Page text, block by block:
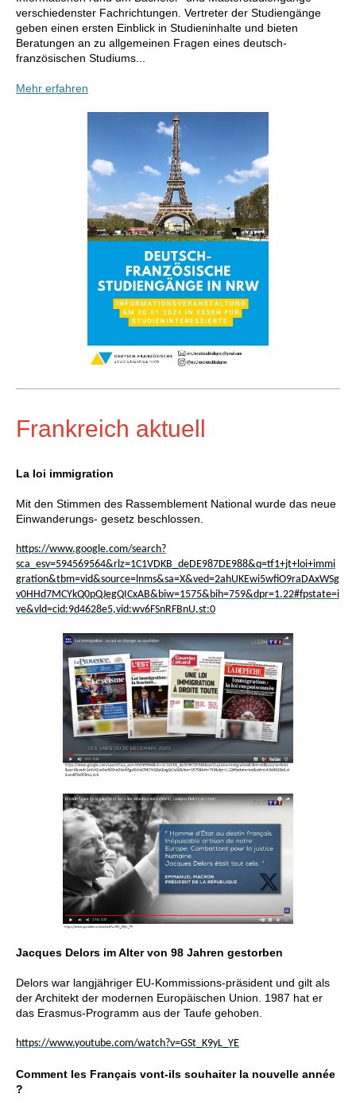
verschiedenster Fachrichtungen. Vertreter der Studiengänge
geben einen ersten Einblick in Studieninhalte und bieten
Beratungen an zu allgemeinen Fragen eines deutsch-
französischen Studiums...
Mehr erfahren
Frankreich aktuell
La loi immigration
Mit den Stimmen des Rassemblement National wurde das neue
Einwanderungs- gesetz beschlossen.
https://www.google.com/search?
sca_esv=594569564&rlz=1C1VDKB_deDE987DE988&q=tf1+jt+loi+immi
gration&tbm=vid&source=lnms&sa=X&ved=2ahUKEwi5wfiO9raDAxWSg
v0HHd7MCYkQ0pQJegQICxAB&biw=1575&bih=759&dpr=1.22#fpstate=i
ve&vld=cid:9d4628e5,vid:wv6FSnRFBnU,st:0
Jacques Delors im Alter von 98 Jahren gestorben
Delors war langjähriger EU-Kommissions-präsident und gilt als
der Architekt der modernen Europäischen Union. 1987 hat er
das Erasmus-Programm aus der Taufe gehoben.
https://www.youtube.com/watch?v=GSt_K9yL_YE
Comment les Français vont-ils souhaiter la nouvelle année
?